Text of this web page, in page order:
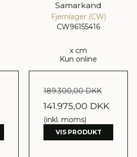
Samarkand
Fjernlager (CW)
CW96155416
x cm
Kun online
189.300,00 DKK
141.975,00 DKK
(inkl. moms)
VIS PRODUKT